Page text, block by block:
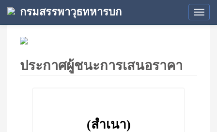
กรมสรรพาวุธทหารบก
ประกาศผู้ชนะการเสนอราคา
(สำเนา)